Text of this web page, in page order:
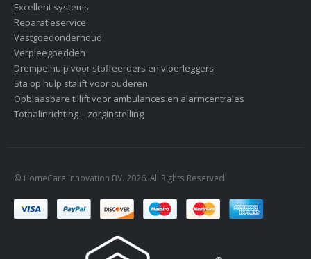
Excellent systems
Reparatieservice
Vastgoedonderhoud
Verpleegbedden
Drempelhulp voor stoffeerders en vloerleggers
Sta op hulp stalift voor ouderen
Opblaasbare tillift voor ambulances en alarmcentrales
Totaalinrichting – zorginstelling
© HomeCare Innovation BV. 2026. All Rights Reserved